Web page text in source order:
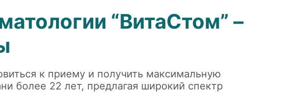
“ВитаСтом” –
к приему и получить максимальную
более 22 лет, предлагая широкий спектр